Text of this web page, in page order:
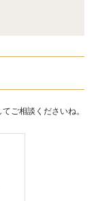
ご相談くださいね。